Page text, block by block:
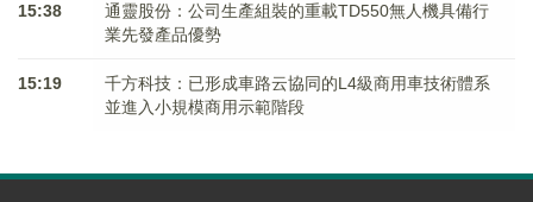
15:38
通靈股份：公司生產組裝的重載TD550無人機具備行
業先發產品優勢
15:19
千方科技：已形成車路云協同的L4級商用車技術體系
並進入小規模商用示範階段